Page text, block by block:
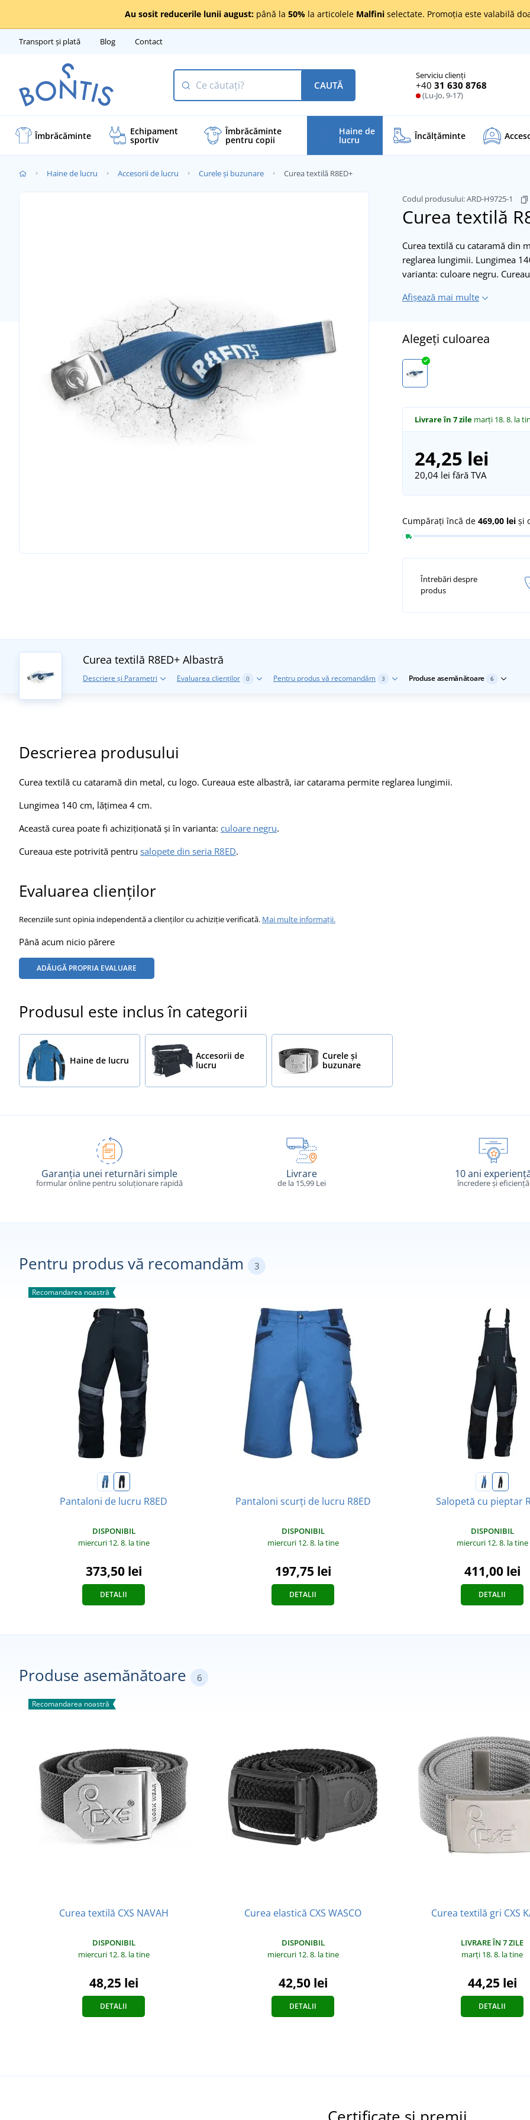
Au sosit reducerile lunii august: până la 50% la articolele Malfini selectate. Promoția este valabilă
Transport și plată Blog Contact
Serviciu clienți
+40 31 630 8768
(Lu-Jo, 9-17)
CAUTĂ
Îmbrăcăminte Echipament
sportiv
Îmbrăcăminte
pentru copii
Haine de
lucru Încălţăminte
Haine de lucru Accesorii de lucru Curele și buzunare Curea textilă R8ED+
Codul produsului:ARD-H9725-1
Curea textilă
Curea textilă cu cataramă din
reglarea lungimii. Lungimea
varianta: culoare negru.
Afișează mai multe
Alegeți culoarea
Livrare în 7 zile marți 18. 8. la
24,25 lei
20,04 lei fără TVA
Cumpărați încă de 469,00 lei și
Întrebări despre
produs
Curea textilă R8ED+ Albastră
Descriere și Parametri Evaluarea clienților 0 Pentru produs vă recomandăm 3 Produse asemănătoare 6
Descrierea produsului
Curea textilă cu cataramă din metal, cu logo. Cureaua este albastră, iar catarama permite reglarea lungimii.
Lungimea 140 cm, lățimea 4 cm.
Această curea poate fi achiziționată și în varianta: culoare negru.
Cureaua este potrivită pentru salopete din seria R8ED.
Evaluarea clienților
Recenziile sunt opinia independentă a clienților cu achiziție verificată. Mai multe informații.
Până acum nicio părere
ADĂUGĂ PROPRIA EVALUARE
Produsul este inclus în categorii
Haine de lucru
Accesorii de
lucru
Curele și
buzunare
Garanția unei returnări simple
formular online pentru soluționare rapidă
Livrare
de la 15,99 Lei
10 ani
încredere și eficiență
Pentru produs vă recomandăm 3
Recomandarea noastră
Pantaloni de lucru R8ED
DISPONIBIL
miercuri 12. 8. la tine
373,50 lei
DETALII
Pantaloni scurți de lucru R8ED
DISPONIBIL
miercuri 12. 8. la tine
197,75 lei
DETALII
Salopetă cu pieptar
DISPONIBIL
miercuri 12. 8. la tine
411,00 lei
DETALII
Produse asemănătoare 6
Recomandarea noastră
Curea textilă CXS NAVAH
DISPONIBIL
miercuri 12. 8. la tine
48,25 lei
DETALII
Curea elastică CXS WASCO
DISPONIBIL
miercuri 12. 8. la tine
42,50 lei
DETALII
Curea textilă gri CXS
LIVRARE ÎN 7 ZILE
marți 18. 8. la tine
44,25 lei
DETALII